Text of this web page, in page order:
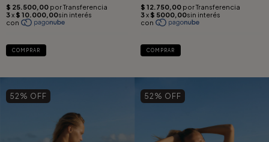
COMPRAR COMPRAR
52 % OFF 52 % OFF